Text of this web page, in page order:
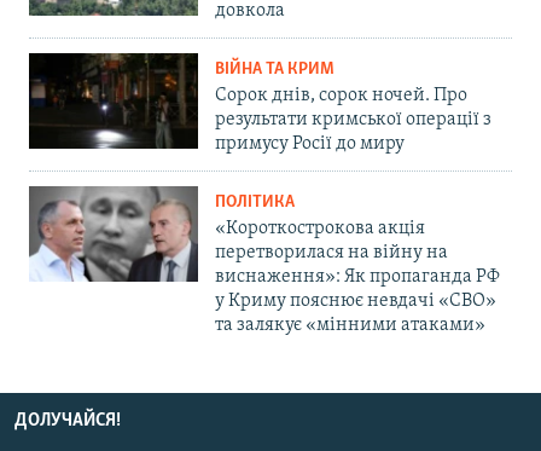
довкола
ВІЙНА ТА КРИМ
Сорок днів, сорок ночей. Про
результати кримської операції з
примусу Росії до миру
ПОЛІТИКА
«Короткострокова акція
перетворилася на війну на
виснаження»: Як пропаганда РФ
у Криму пояснює невдачі «СВО»
та залякує «мінними атаками»
ДОЛУЧАЙСЯ!